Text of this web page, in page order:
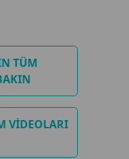
Aynı
olsun,
çok
TÜM
VIDEOLARI